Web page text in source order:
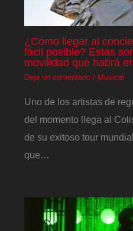
¿Cómo llegar al
fácil posible? Estas
movilidad que habrá
Deja un comentario / Musical
Uno de los artistas de
del momento llega al
de su exitoso tour
que…